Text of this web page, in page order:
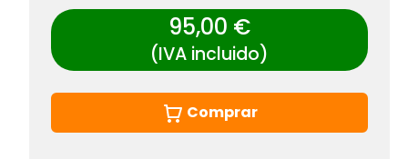
95,00 €
(IVA incluido)
Comprar